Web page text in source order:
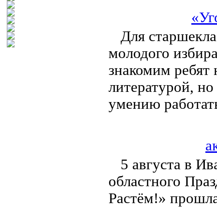
Для
молодого
знакомим ребят
литературой,
умению
5 августа в
областного
Растём!»